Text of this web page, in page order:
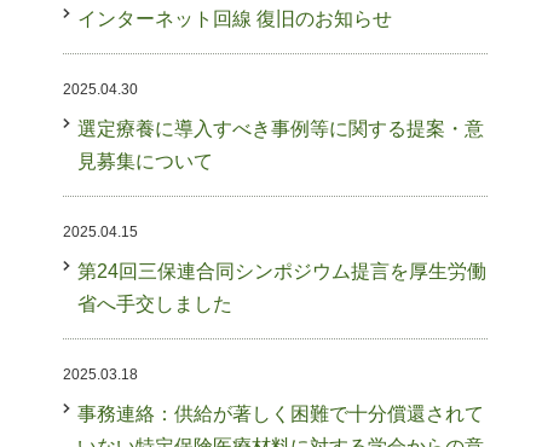
インターネット回線 復旧のお知らせ
2025.04.30
選定療養に導入すべき事例等に関する提案・意
見募集について
2025.04.15
第24回三保連合同シンポジウム提言を厚生労働
省へ手交しました
2025.03.18
事務連絡：供給が著しく困難で十分償還されて